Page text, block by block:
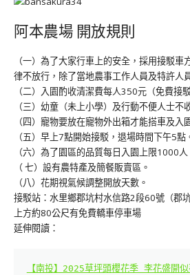
阿本農場 開放規則
（一）為了大家行車上的安全，採用接駁
律不放行，除了當地農事工作人員及特許人
（二）入園酌收清潔費每人350元（免費接
（三）幼童（未上小學）及行動不便人士不
（四）寵物要放在寵物外出箱才能搭車及入
（五）早上7點開始接駁，退場時間下午5點
（六）為了園區的品質每日入園上限1000人
（ 七）設有農特產及簡餐販賣區。
（八）花期視氣候調整開放天數。
接駁站：水里鄉郡坑村水信路2段60號（郡
上方約80公尺有免費轎車停車場
延伸閱讀：
【南投】2025草坪頭櫻花季 李花盛開